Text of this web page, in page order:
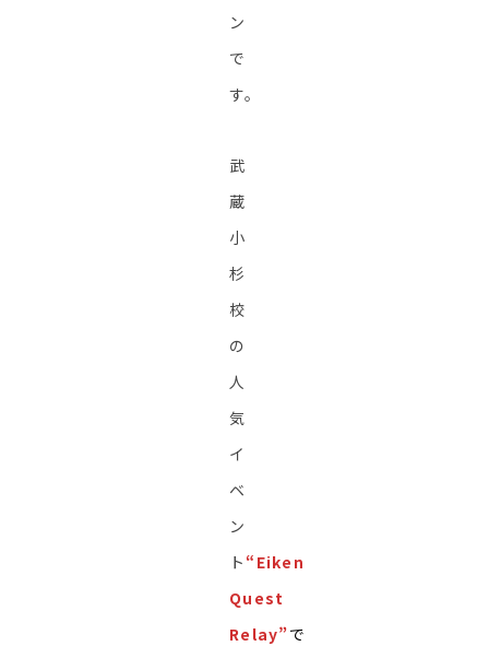
ン
で
す。
武
蔵
小
杉
校
の
人
気
イ
ベ
ン
ト “Eiken
Quest
Relay”で